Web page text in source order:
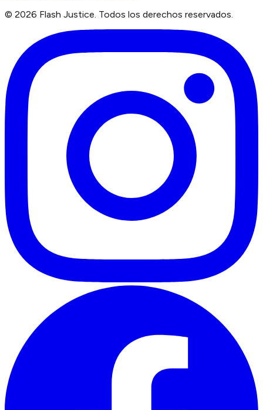
© 2026 Flash Justice. Todos los derechos reservados.